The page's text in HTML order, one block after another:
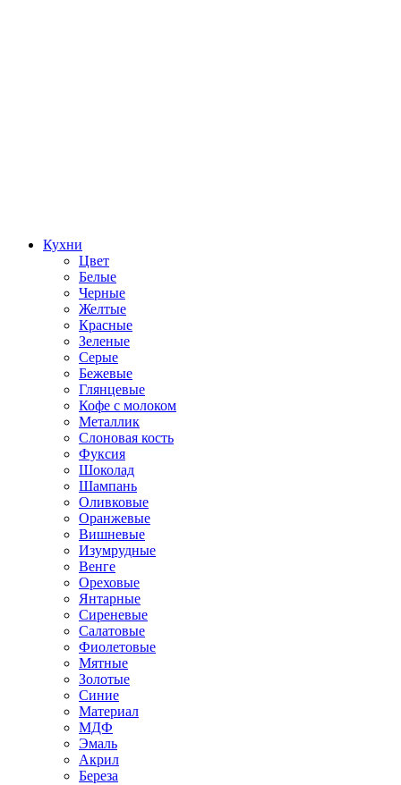
Кухни
Цвет
Белые
Черные
Желтые
Красные
Зеленые
Серые
Бежевые
Глянцевые
Кофе с молоком
Металлик
Слоновая кость
Фуксия
Шоколад
Шампань
Оливковые
Оранжевые
Вишневые
Изумрудные
Венге
Ореховые
Янтарные
Сиреневые
Салатовые
Фиолетовые
Мятные
Золотые
Синие
Материал
МДФ
Эмаль
Акрил
Береза